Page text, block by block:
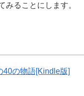
みることにします。
40の物語[Kindle版]